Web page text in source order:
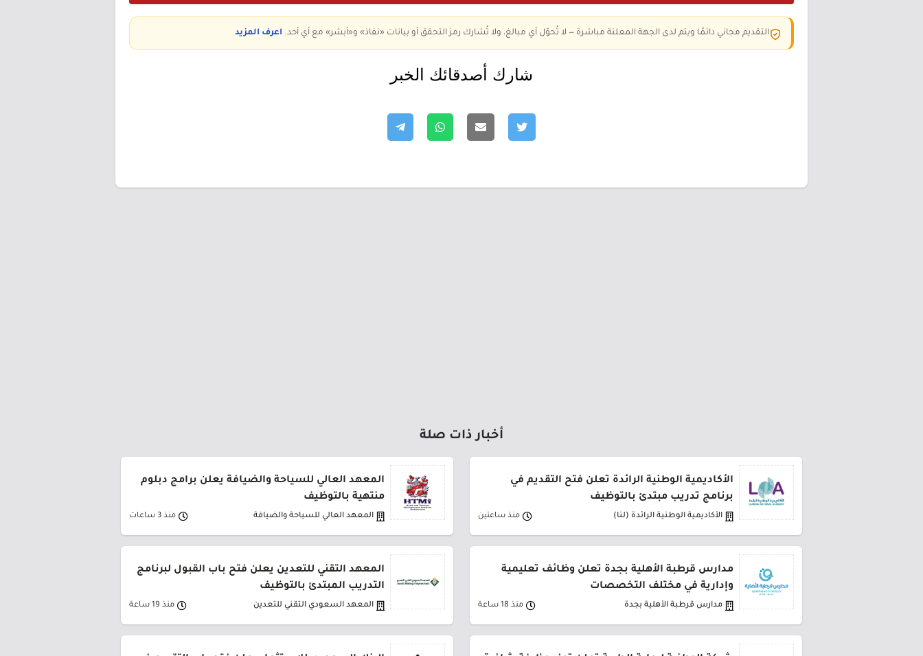
التقديم مجاني دائمًا ويتم لدى الجهة المعلنة مباشرة — لا تُحوّل أي مبالغ، ولا تُشارك رمز التحقق أو بيانات «نفاذ» و«أبشر» مع أي أحد. اعرف المزيد
شارك أصدقائك الخبر
أخبار ذات صلة
الأكاديمية الوطنية الرائدة تعلن فتح التقديم في
برنامج تدريب مبتدئ بالتوظيف
الأكاديمية الوطنية الرائدة (لنا) منذ ساعتين
المعهد العالي للسياحة والضيافة يعلن برامج دبلوم
منتهية بالتوظيف
المعهد العالي للسياحة والضيافة منذ 3 ساعات
مدارس قرطبة الأهلية بجدة تعلن وظائف تعليمية
وإدارية في مختلف التخصصات
مدارس قرطبة الأهلية بجدة منذ 18 ساعة
المعهد التقني للتعدين يعلن فتح باب القبول لبرنامج
التدريب المبتدئ بالتوظيف
المعهد السعودي التقني للتعدين منذ 19 ساعة